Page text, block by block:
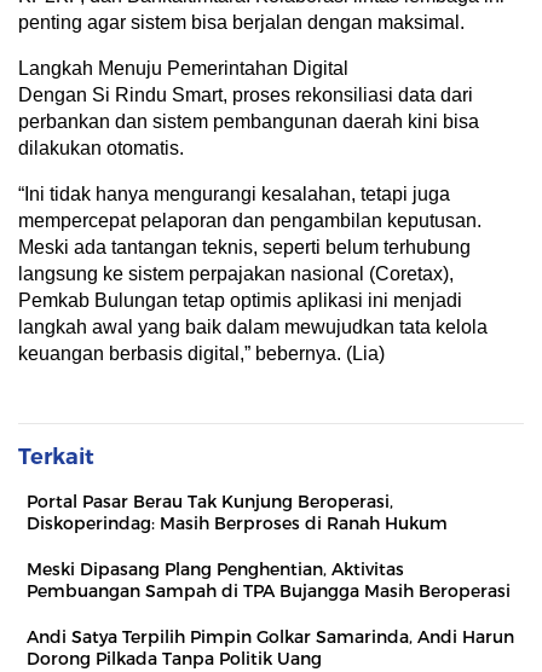
penting agar sistem bisa berjalan dengan maksimal.
Langkah Menuju Pemerintahan Digital
Dengan Si Rindu Smart, proses rekonsiliasi data dari
perbankan dan sistem pembangunan daerah kini bisa
dilakukan otomatis.
“Ini tidak hanya mengurangi kesalahan, tetapi juga
mempercepat pelaporan dan pengambilan keputusan.
Meski ada tantangan teknis, seperti belum terhubung
langsung ke sistem perpajakan nasional (Coretax),
Pemkab Bulungan tetap optimis aplikasi ini menjadi
langkah awal yang baik dalam mewujudkan tata kelola
keuangan berbasis digital,” bebernya. (Lia)
Terkait
Portal Pasar Berau Tak Kunjung Beroperasi,
Diskoperindag: Masih Berproses di Ranah Hukum
Meski Dipasang Plang Penghentian, Aktivitas
Pembuangan Sampah di TPA Bujangga Masih Beroperasi
Andi Satya Terpilih Pimpin Golkar Samarinda, Andi Harun
Dorong Pilkada Tanpa Politik Uang